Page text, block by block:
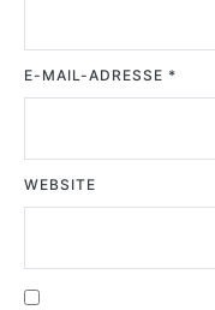
E-MAIL-ADRESSE *
WEBSITE